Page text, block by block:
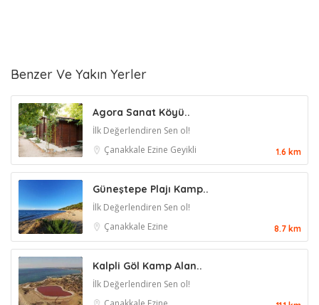
Benzer Ve Yakın Yerler
Agora Sanat Köyü..
İlk Değerlendiren Sen ol!
Çanakkale Ezine Geyikli 1.6 km
Güneştepe Plajı Kamp..
İlk Değerlendiren Sen ol!
Çanakkale Ezine 8.7 km
Kalpli Göl Kamp Alan..
İlk Değerlendiren Sen ol!